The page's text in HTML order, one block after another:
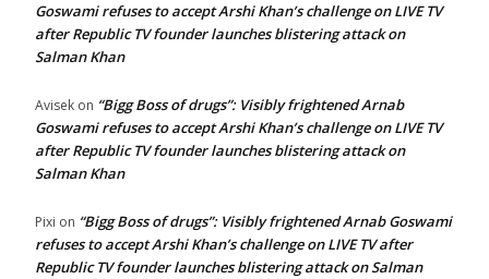
Goswami refuses to accept Arshi Khan’s challenge on LIVE TV
after Republic TV founder launches blistering attack on
Salman Khan
Avisek on “Bigg Boss of drugs”: Visibly frightened Arnab
Goswami refuses to accept Arshi Khan’s challenge on LIVE TV
after Republic TV founder launches blistering attack on
Salman Khan
Pixi on “Bigg Boss of drugs”: Visibly frightened Arnab Goswami
refuses to accept Arshi Khan’s challenge on LIVE TV after
Republic TV founder launches blistering attack on Salman